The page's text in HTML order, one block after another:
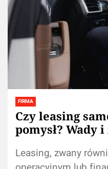
FIRMA
Czy leasing
pomysł? Wady
Leasing, zwany